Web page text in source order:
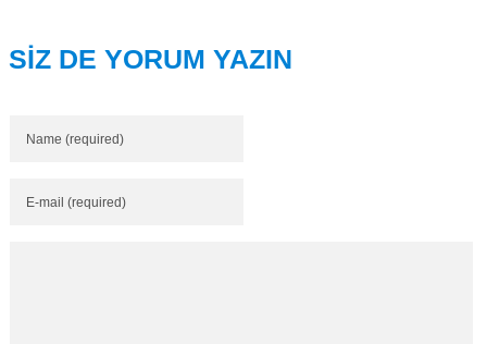
SİZ DE YORUM YAZIN